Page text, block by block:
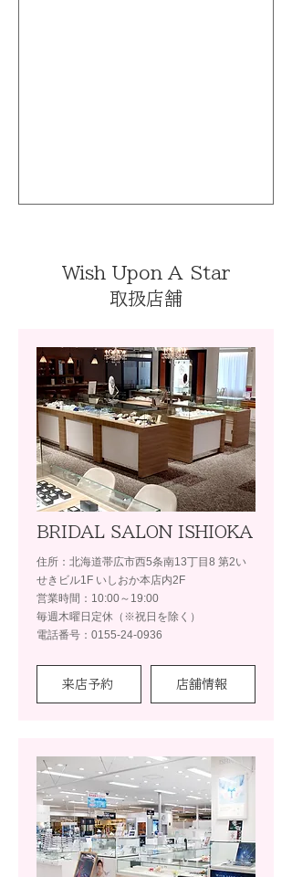
Wish Upon A Star
取扱店舗
BRIDAL SALON ISHIOKA
住所：北海道帯広市西5条南13丁目8 第2い
せきビル1F いしおか本店内2F
営業時間：10:00～19:00
毎週木曜日定休（※祝日を除く）
電話番号：0155-24-0936
来店予約 店舗情報